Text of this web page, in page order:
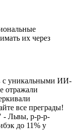
их через
с уникальными ИИ-
отражали
все преграды!
- Львы, р-р-р-
до 11% у